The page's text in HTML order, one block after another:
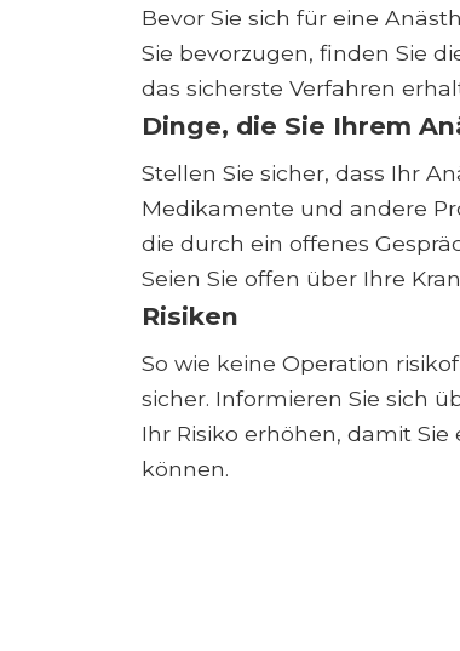
Bevor Sie sich für eine
Sie bevorzugen, finden Sie
das sicherste Verfahren
Dinge, die Sie Ihrem
Stellen Sie sicher, dass Ihr
Medikamente und andere
die durch ein offenes
Seien Sie offen über Ihre
Risiken
So wie keine Operation
sicher. Informieren Sie sich
Ihr Risiko erhöhen, damit
können.